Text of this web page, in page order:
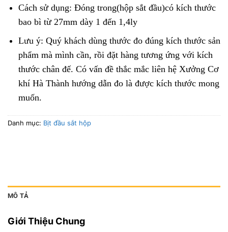
Cách sử dụng: Đóng trong(hộp sắt đầu)có kích thước
bao bì từ 27mm dày 1 đến 1,4ly
Lưu ý: Quý khách dùng thước đo đúng kích thước sản
phẩm mà mình cần, rồi đặt hàng tương ứng với kích
thước chân đế. Có vấn đề thắc mắc liên hệ Xưởng Cơ
khí Hà Thành hướng dẫn đo là được kích thước mong
muốn.
Danh mục: Bịt đầu sắt hộp
MÔ TẢ
Giới Thiệu Chung